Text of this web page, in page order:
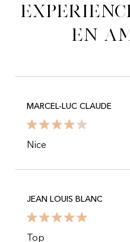
en
MARCEL-LUC CLAUDE
Nice
JEAN LOUIS BLANC
Top